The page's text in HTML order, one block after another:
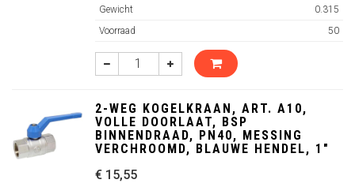
Gewicht
0.315
Voorraad
50
2-WEG KOGELKRAAN, ART. A10,
VOLLE DOORLAAT, BSP
BINNENDRAAD, PN40, MESSING
VERCHROOMD, BLAUWE HENDEL, 1"
€ 15,55